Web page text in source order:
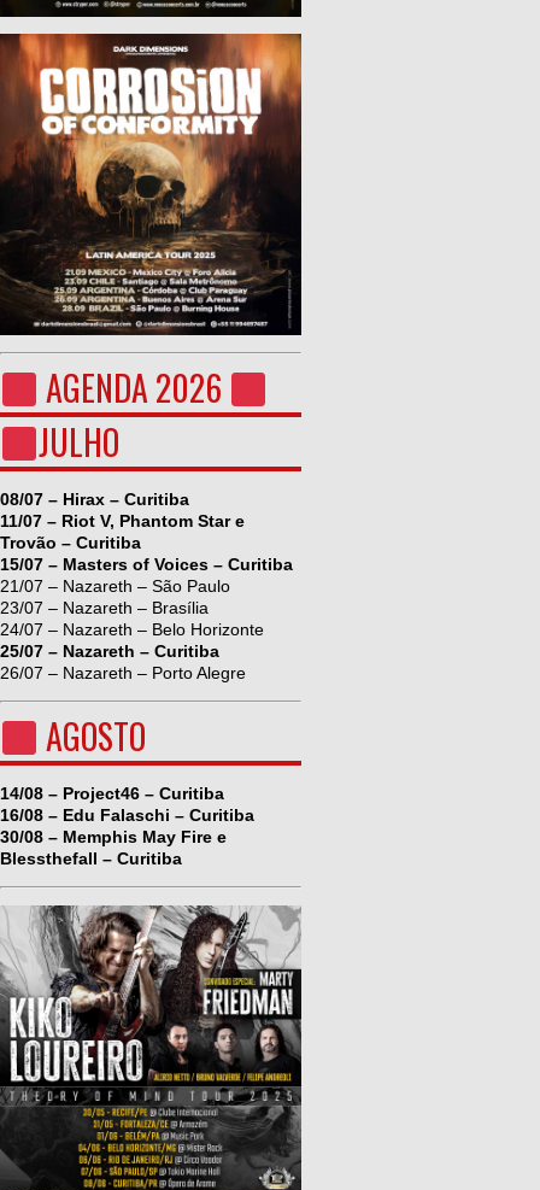
AGENDA 2026
JULHO
08/07 – Hirax – Curitiba
11/07 – Riot V, Phantom Star e
Trovão – Curitiba
15/07 – Masters of Voices – Curitiba
21/07 – Nazareth – São Paulo
23/07 – Nazareth – Brasília
24/07 – Nazareth – Belo Horizonte
25/07 – Nazareth – Curitiba
26/07 – Nazareth – Porto Alegre
AGOSTO
14/08 – Project46 – Curitiba
16/08 – Edu Falaschi – Curitiba
30/08 – Memphis May Fire e
Blessthefall – Curitiba